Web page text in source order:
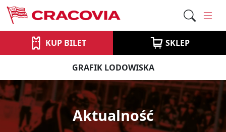
KUP BILET SKLEP
GRAFIK LODOWISKA
Aktualność